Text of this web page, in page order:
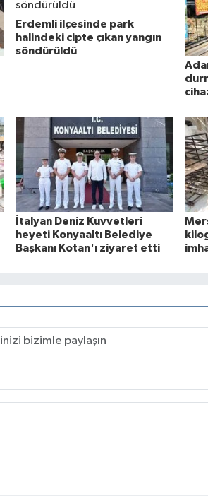
Erdemli ilçesinde park
halindeki cipte çıkan yangın
söndürüldü
İtalyan Deniz Kuvvetleri
heyeti Konyaaltı Belediye
Başkanı Kotan'ı ziyaret etti